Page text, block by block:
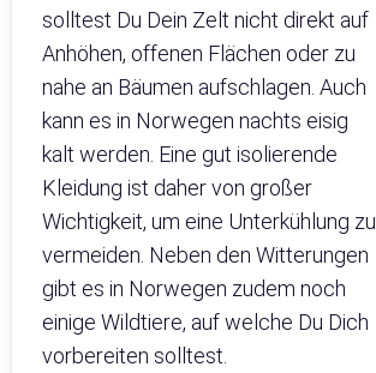
solltest Du Dein Zelt nicht direkt auf
Anhöhen, offenen Flächen oder zu
nahe an Bäumen aufschlagen. Auch
kann es in Norwegen nachts eisig
kalt werden. Eine gut isolierende
Kleidung ist daher von großer
Wichtigkeit, um eine Unterkühlung zu
vermeiden. Neben den Witterungen
gibt es in Norwegen zudem noch
einige Wildtiere, auf welche Du Dich
vorbereiten solltest.